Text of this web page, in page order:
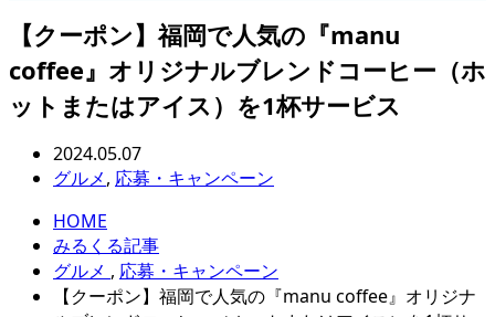
【クーポン】福岡で人気の『manu
coffee』オリジナルブレンドコーヒー（ホ
ットまたはアイス）を1杯サービス
2024.05.07
グルメ, 応募・キャンペーン
HOME
みるくる記事
グルメ , 応募・キャンペーン
【クーポン】福岡で人気の『manu coffee』オリジナ